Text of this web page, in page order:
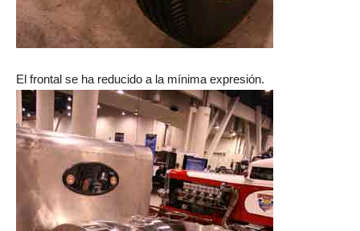
El frontal se ha reducido a la mínima expresión.